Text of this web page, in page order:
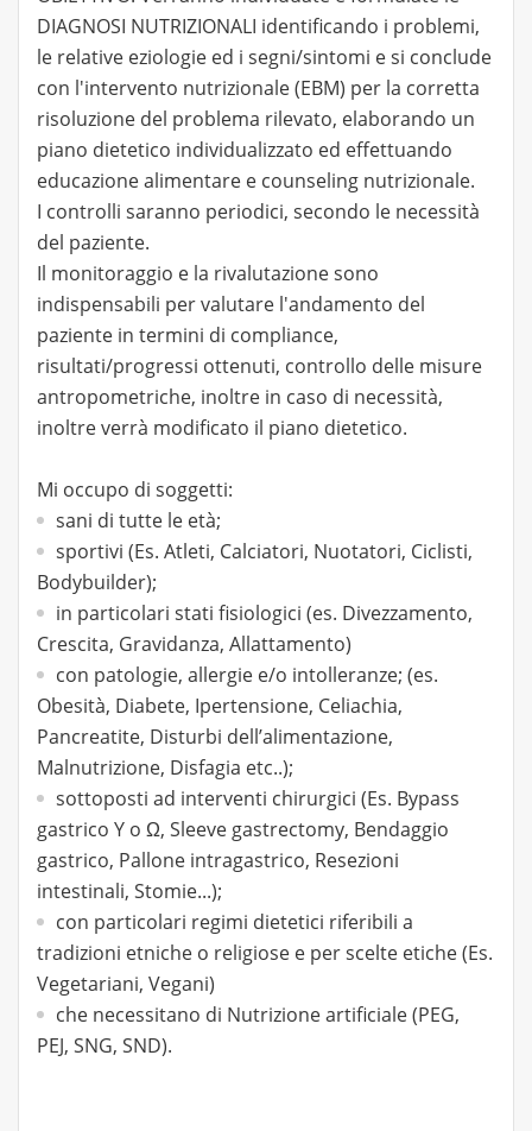
DIAGNOSI NUTRIZIONALI identificando i problemi,
le relative eziologie ed i segni/sintomi e si conclude
con l'intervento nutrizionale (EBM) per la corretta
risoluzione del problema rilevato, elaborando un
piano dietetico individualizzato ed effettuando
educazione alimentare e counseling nutrizionale.
I controlli saranno periodici, secondo le necessità
del paziente.
Il monitoraggio e la rivalutazione sono
indispensabili per valutare l'andamento del
paziente in termini di compliance,
risultati/progressi ottenuti, controllo delle misure
antropometriche, inoltre in caso di necessità,
inoltre verrà modificato il piano dietetico.
Mi occupo di soggetti:
sani di tutte le età;
sportivi (Es. Atleti, Calciatori, Nuotatori, Ciclisti,
Bodybuilder);
in particolari stati fisiologici (es. Divezzamento,
Crescita, Gravidanza, Allattamento)
con patologie, allergie e/o intolleranze; (es.
Obesità, Diabete, Ipertensione, Celiachia,
Pancreatite, Disturbi dell’alimentazione,
Malnutrizione, Disfagia etc..);
sottoposti ad interventi chirurgici (Es. Bypass
gastrico Y o Ω, Sleeve gastrectomy, Bendaggio
gastrico, Pallone intragastrico, Resezioni
intestinali, Stomie...);
con particolari regimi dietetici riferibili a
tradizioni etniche o religiose e per scelte etiche (Es.
Vegetariani, Vegani)
che necessitano di Nutrizione artificiale (PEG,
PEJ, SNG, SND).